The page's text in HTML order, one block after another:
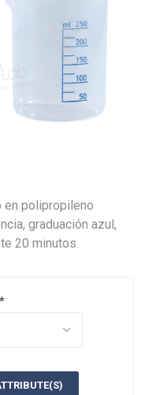
en polipropileno
graduación azul,
20 minutos.
*